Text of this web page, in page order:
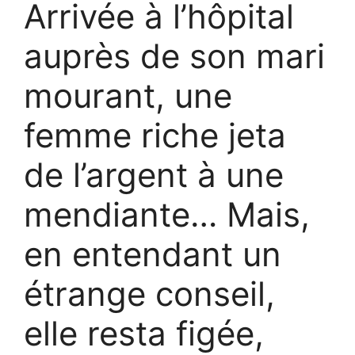
Arrivée à l’hôpital
auprès de son mari
mourant, une
femme riche jeta
de l’argent à une
mendiante… Mais,
en entendant un
étrange conseil,
elle resta figée,